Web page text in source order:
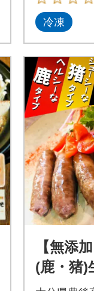
冷凍
【無添
(鹿・猪)
100g×各